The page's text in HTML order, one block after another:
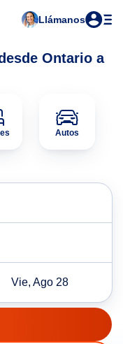
Llámanos
Ontario a
Autos
Vie, Ago 28